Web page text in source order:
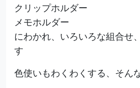
クリップホルダー
メモホルダー
にわかれ、いろいろな組合せ
す
色使いもわくわくする、そん